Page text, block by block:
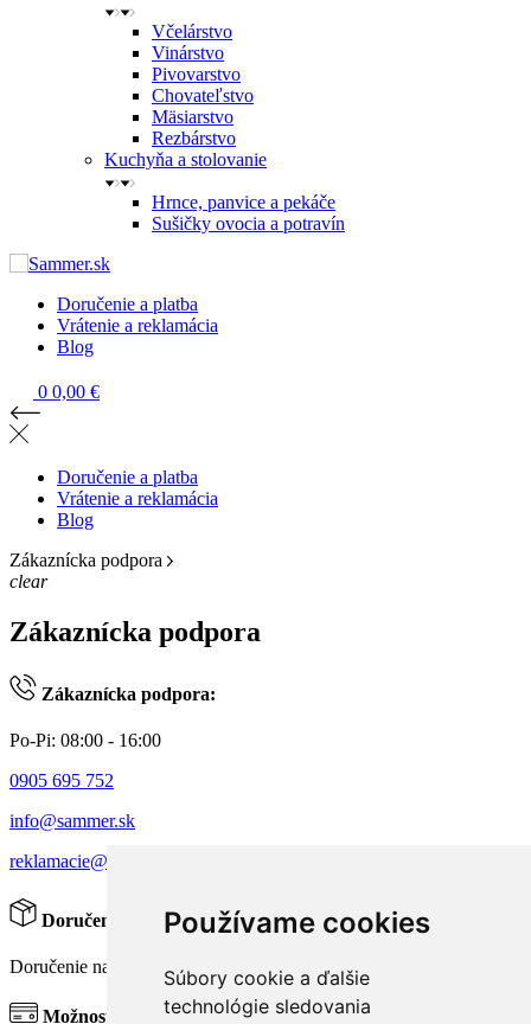
Používame cookies
Súbory cookie a ďalšie
technológie sledovania
Včelárstvo
Vinárstvo
Pivovarstvo
Chovateľstvo
Mäsiarstvo
Rezbárstvo
Kuchyňa a stolovanie
Hrnce, panvice a pekáče
Sušičky ovocia a potravín
Doručenie a platba
Vrátenie a reklamácia
Blog
0 0,00 €
Doručenie a platba
Vrátenie a reklamácia
Blog
Zákaznícka podpora
clear
Zákaznícka podpora
Zákaznícka podpora:
Po-Pi: 08:00 - 16:00
0905 695 752
info@sammer.sk
reklamacie@sammer.sk
Doručenie:
Doručenie nad 300 € zdarma!
Možnosti platby: